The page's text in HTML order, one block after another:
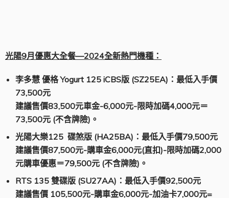
光陽9月優惠大全餐—2024全新熱門機種：
李多慧 優格 Yogurt 125 iCBS版 (SZ25EA)：最低入手價
73,500元
建議售價83,500元車金-6,000元-限時加碼4,000元＝
73,500元 (不含牌險)。
光陽大樂125 碟煞版 (HA25BA)：最低入手價79,500元
建議售價87,500元-購車金6,000元(直扣)-限時加碼2,000
元購車優惠＝79,500元 (不含牌險)。
RTS 135 雙碟版 (SU27AA)：最低入手價92,500元
建議售價 105,500元-購車金6,000元-加油卡7,000元=